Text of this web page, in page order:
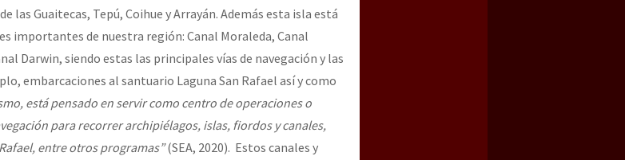
las Guaitecas, Tepú, Coihue y Arrayán. Además esta isla está
importantes de nuestra región: Canal Moraleda, Canal
Darwin, siendo estas las principales vías de navegación y las
embarcaciones al santuario Laguna San Rafael así y como
está pensado en servir como centro de operaciones o
para recorrer archipiélagos, islas, fiordos y canales,
entre otros programas” (SEA, 2020). Estos canales y